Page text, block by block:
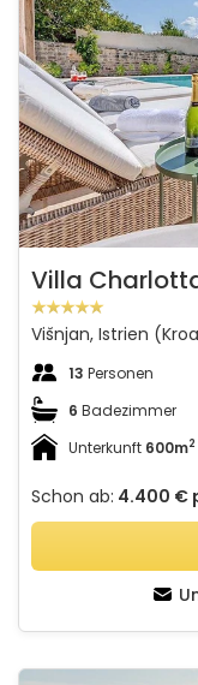
Villa
Višnjan, Istrien
13 Personen
6 Badezimmer
Unterkunft 600m2
Schon ab: 4.400 €